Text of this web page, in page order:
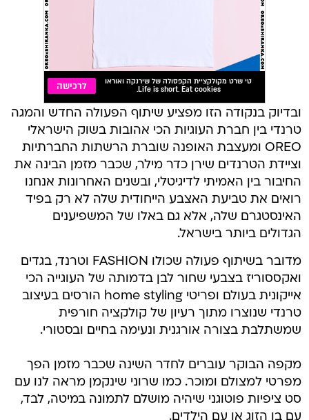
ובדיוק בנקודה הזו מפציע שיתוף הפעולה החדש והמגה
טרנדי בין חברת העוגיות הכי אהובות בשוק הישראלי
OREO ומעצבת האופנה שוברת הרשתות החברתיות
וציידת הטרנדים שירן כדר מילר, שכבר מזמן הבינה את
החיבור בין האמיתי לדיגיטלי, ובשנים האחרונות אנחנו
רואים את טביעת האצבע הייחודית שלה לא רק בפיד
האינסטגרם שלה, אלא גם באלו של המשפיענים
הגדולים ביותר בישראל.
מדובר בשיתוף פעולה שכולו FASHION וטרנד, בגדים
ואקססוריז בצבעי שחור לבן בדמותה של העוגייה הכי
אייקונית בעולם ופריטי home styling הורסים בעיצוב
טרנדי שנוצרו מתוך רעיון של קולקציה חורפית
שמשתלבת בצורה אורגנית ונעימה בחיים ובסטורי.
מקפה הבוקר עוברים לחדר השינה שכבר מזמן הפך
מפרטי למצולם ומוכר. כמו שרוני שינקמן מראה לנו עם
סט ציפיות פוטוגני שיהיה מושלם לתמונה במיטה, לבד,
עם בן הזוג או עם הילדים.